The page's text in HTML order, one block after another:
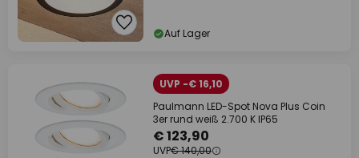
Auf Lager
UVP -€ 16,10
Paulmann LED-Spot Nova Plus Coin
3er rund weiß 2.700 K IP65
€ 123,90
UVP€ 140,00